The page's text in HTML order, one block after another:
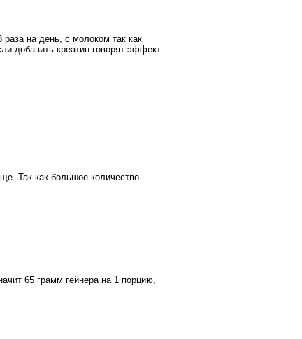
на день, с молоком так как
добавить креатин говорят эффект
Так как большое количество
65 грамм гейнера на 1 порцию,